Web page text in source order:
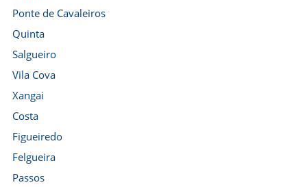
Ponte de Cavaleiros
Quinta
Salgueiro
Vila Cova
Xangai
Costa
Figueiredo
Felgueira
Passos